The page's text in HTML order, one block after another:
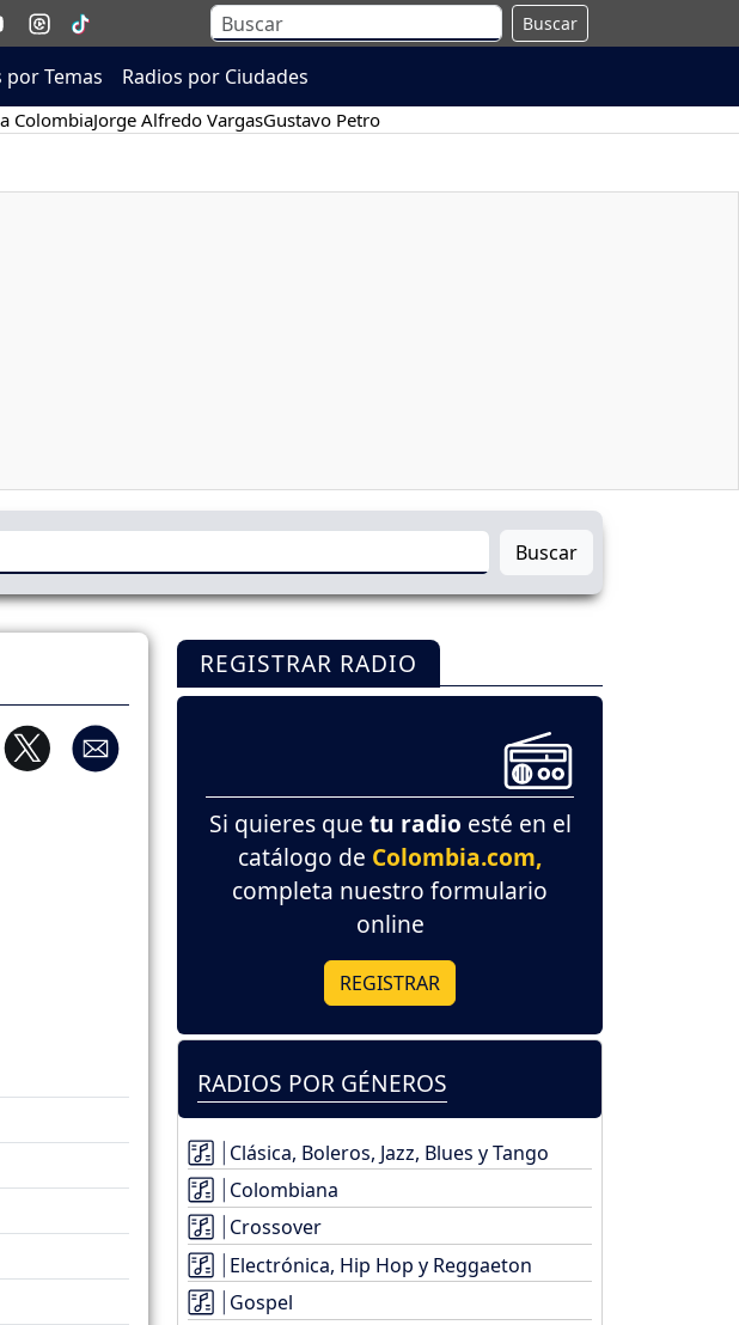
Buscar
por Temas Radios por Ciudades
ColombiaJorge Alfredo VargasGustavo Petro
Buscar
REGISTRAR RADIO
Si quieres que tu radio esté en el
catálogo de Colombia.com,
completa nuestro formulario
online
REGISTRAR
RADIOS POR GÉNEROS
Clásica, Boleros, Jazz, Blues y Tango
Colombiana
Crossover
Electrónica, Hip Hop y Reggaeton
Gospel